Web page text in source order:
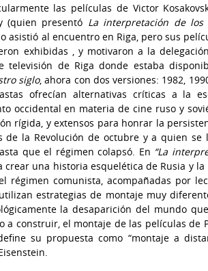
las películas de Victor
(quien presentó La interpretación de los
asistió al encuentro en Riga, pero sus
exhibidas , y motivaron a la
televisión de Riga donde estaba
siglo, ahora con dos versiones: 1982,
ofrecían alternativas críticas a la
occidental en materia de cine ruso y
rígida, y extensos para honrar la
de la Revolución de octubre y a quien
que el régimen colapsó. En “La
crear una historia esquelética de Rusia y
régimen comunista, acompañadas por
utilizan estrategias de montaje muy
la desaparición del mundo
a construir, el montaje de las películas de
su propuesta como “montaje a